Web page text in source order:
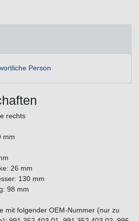
Person
rechts
mm
26 mm
130 mm
98 mm
mit folgender OEM-Nummer (nur zu